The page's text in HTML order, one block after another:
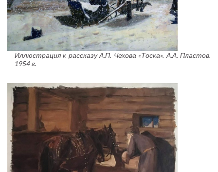
Иллюстрация к рассказу А.П. Чехова «Тоска». А.А. Пластов.
1954 г.